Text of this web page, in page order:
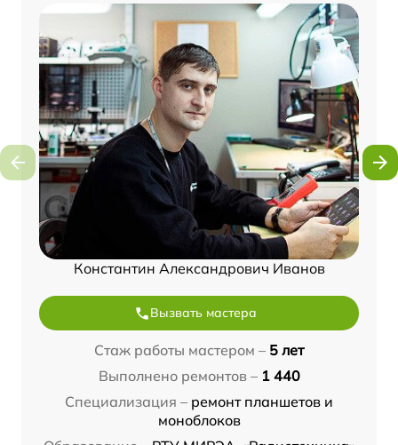
Константин Александрович Иванов
Вызвать мастера
Стаж работы мастером – 5 лет
Выполнено ремонтов – 1 440
Специализация – ремонт планшетов и
моноблоков